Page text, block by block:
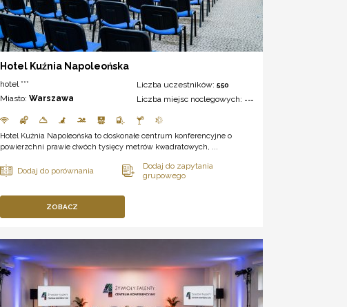
Hotel Kuźnia Napoleońska
hotel ***
Miasto:Warszawa
Liczba uczestników: 550
Liczba miejsc noclegowych: ---
Hotel Kuźnia Napoleońska to doskonałe centrum konferencyjne o
powierzchni prawie dwóch tysięcy metrów kwadratowych, ...
ZOBACZ